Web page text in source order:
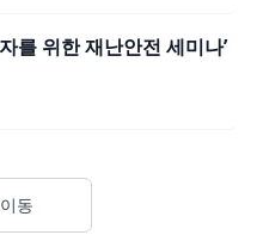
를 위한 재난안전 세미나’
동